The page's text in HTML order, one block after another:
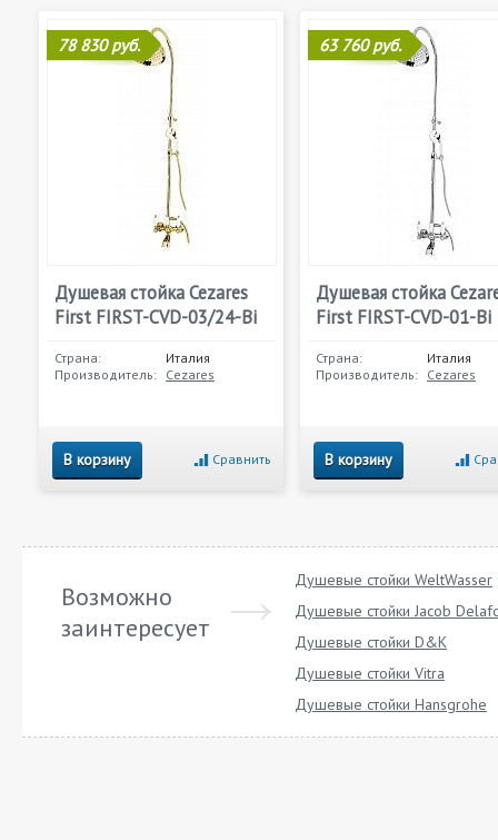
78 830 руб.
Душевая стойка Cezares
First FIRST-CVD-03/24-Bi
Страна:
Италия
Производитель: Cezares
В корзину Сравнить
63 760 руб.
Душевая стойка
First FIRST-CVD-01-Bi
Страна:
Италия
Производитель: Cezares
В корзину
Возможно
заинтересует
Душевые стойки WeltWasser
Душевые стойки Jacob
Душевые стойки D&K
Душевые стойки Vitra
Душевые стойки Hansgrohe